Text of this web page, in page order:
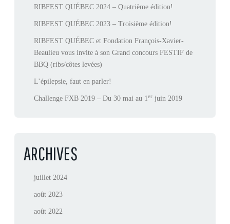
RIBFEST QUÉBEC 2024 – Quatrième édition!
RIBFEST QUÉBEC 2023 – Troisième édition!
RIBFEST QUÉBEC et Fondation François-Xavier-
Beaulieu vous invite à son Grand concours FESTIF de
BBQ (ribs/côtes levées)
L’épilepsie, faut en parler!
Challenge FXB 2019 – Du 30 mai au 1er juin 2019
ARCHIVES
juillet 2024
août 2023
août 2022